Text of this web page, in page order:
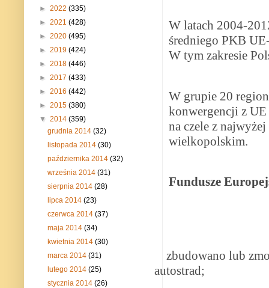
W latach 2004-
średniego PKB
W tym zakresie
W grupie 20
konwergencji z
na czele z
wielkopolskim.
Fundusze
zbudowano lub
autostrad;
► 2022 (335)
► 2021 (428)
► 2020 (495)
► 2019 (424)
► 2018 (446)
► 2017 (433)
► 2016 (442)
► 2015 (380)
▼ 2014 (359)
grudnia 2014(32)
listopada 2014(30)
października 2014(32)
września 2014(31)
sierpnia 2014(28)
lipca 2014(23)
czerwca 2014(37)
maja 2014(34)
kwietnia 2014(30)
marca 2014(31)
lutego 2014(25)
stycznia 2014(26)